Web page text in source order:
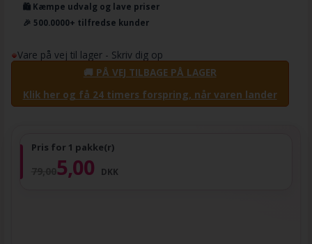
🛍️ Kæmpe udvalg og lave priser
🎉 500.0000+ tilfredse kunder
Vare på vej til lager - Skriv dig op
🚚 PÅ VEJ TILBAGE PÅ LAGER
Klik her og få 24 timers forspring, når varen lander
Pris for 1 pakke(r)
5,00 DKK